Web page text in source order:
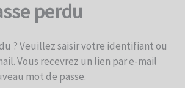
perdu
? Veuillez saisir votre identifiant ou
Vous recevrez un lien par e-mail
mot de passe.